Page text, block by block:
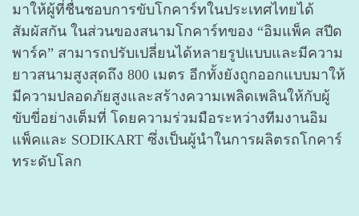
มาให้ผู้ที่ชื่นชอบการขับโกคาร์ทในประเทศไทยได้
สัมผัสกัน ในส่วนของสนามโกคาร์ทของ “อิมแพ็ค สปีด
พาร์ค” สามารถปรับเปลี่ยนได้หลายรูปแบบและมีความ
ยาวสนามสูงสุดถึง 800 เมตร อีกทั้งยังถูกออกแบบมาให้
มีความปลอดภัยสูงและสร้างความเพลิดเพลินให้กับผู้
ขับขี่อย่างเต็มที่ โดยความร่วมมือระหว่างทีมงานอิม
แพ็คและ SODIKART ซึ่งเป็นผู้นำในการผลิตรถโกคาร์
ทระดับโลก